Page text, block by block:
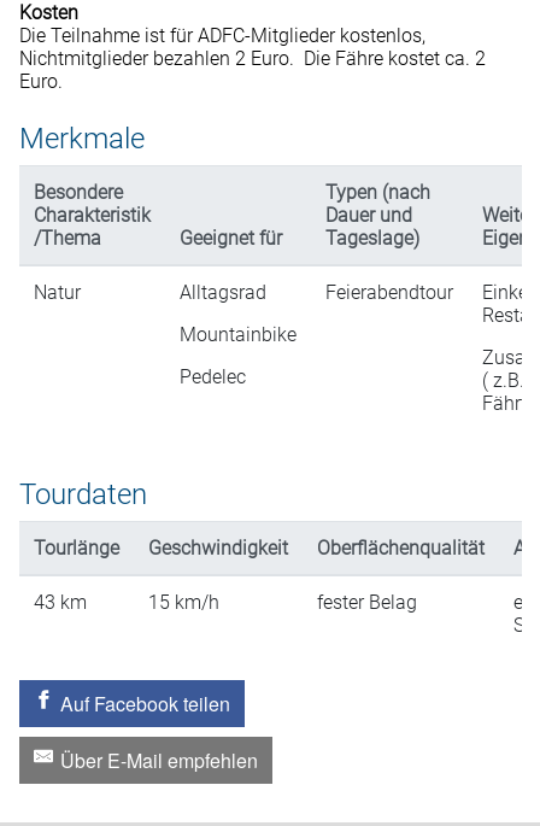
Kosten
Die Teilnahme ist für ADFC-Mitglieder kostenlos,
Nichtmitglieder bezahlen 2 Euro. Die Fähre kostet ca. 2
Euro.
Merkmale
Besondere
Charakteristik
/Thema
Geeignet für
Typen (nach
Dauer und
Tageslage)
Natur
Alltagsrad
Mountainbike
Pedelec
Feierabendtour
( z.B.
Tourdaten
Tourlänge Geschwindigkeit Oberflächenqualität
43 km 15 km/h fester Belag
Auf Facebook teilen
Über E-Mail empfehlen